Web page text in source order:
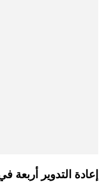
إعادة التدوير أربعة